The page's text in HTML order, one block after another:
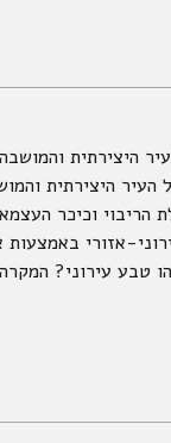
היצירתית
העיר היצירתית
הריבוי וכיכר
אזורי
טבע עירוני?